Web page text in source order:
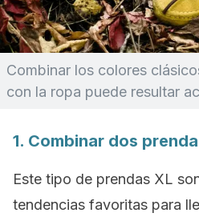
Combinar los colores
con la ropa puede resultar
1. Combinar dos
Este tipo de prendas XL
tendencias favoritas para